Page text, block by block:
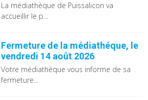
La médiathèque de Puissalicon va
accueillir le p...
Fermeture de la médiathéque, le
vendredi 14 août 2026
Votre médiathèque vous informe de sa
fermeture...